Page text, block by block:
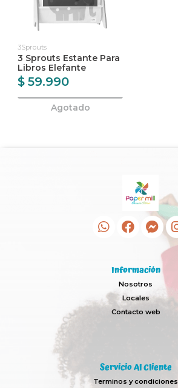
3Sprouts
3 Sprouts Estante Para
Libros Elefante
$ 59.990
Agotado
Información
Nosotros
Locales
Contacto web
Servicio Al Cliente
Terminos y condiciones